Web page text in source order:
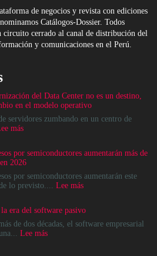
de negocios y revista con ediciones
Catálogos-Dossier. Todos
cerrado al canal de distribución del
y comunicaciones en el Perú.
del Data Center no es un destino,
en el modelo operativo
servidores zumbando en un centro de
más:
del
Data
Center
no
destino,
es
un
por semiconductores aumentarán más de
2026
por semiconductores aumentarán este
lo previsto.... Lee más:
por
semiconductores
era del software pasivo
de dos décadas, el software empresarial
Lee más: